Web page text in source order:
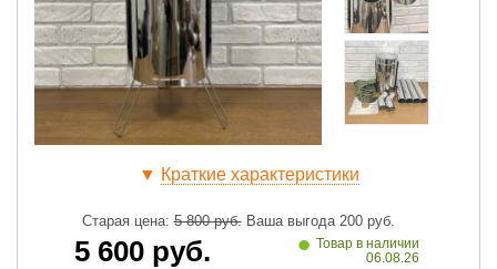
▼ Краткие характеристики
Старая цена:5 800руб. Ваша выгода200руб.
5 600руб. • Товар в наличии
06.08.26